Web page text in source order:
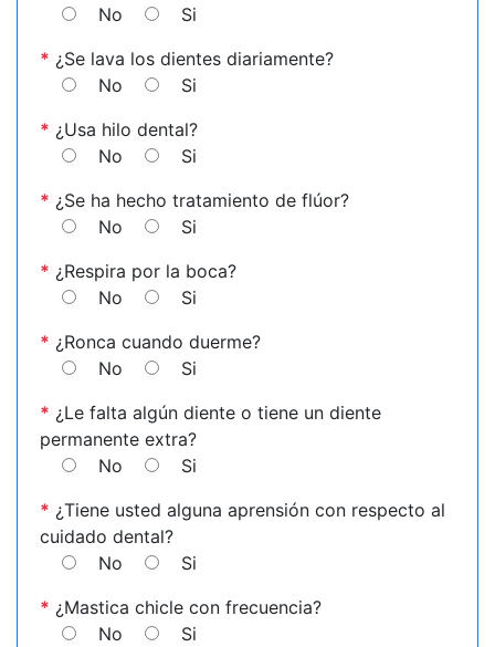
No
Si
* ¿Se lava los dientes diariamente?
No
Si
* ¿Usa hilo dental?
No
Si
* ¿Se ha hecho tratamiento de flúor?
No
Si
* ¿Respira por la boca?
No
Si
* ¿Ronca cuando duerme?
No
Si
* ¿Le falta algún diente o tiene un diente
permanente extra?
No
Si
* ¿Tiene usted alguna aprensión con respecto al
cuidado dental?
No
Si
* ¿Mastica chicle con frecuencia?
No
Si